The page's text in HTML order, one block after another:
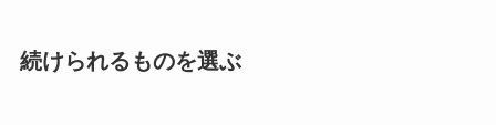
続けられるものを選ぶ